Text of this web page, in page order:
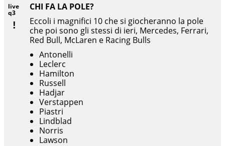
live
q3
CHI FA LA POLE?
Eccoli i magnifici 10 che si giocheranno la pole
che poi sono gli stessi di ieri, Mercedes, Ferrari,
Red Bull, McLaren e Racing Bulls
Antonelli
Leclerc
Hamilton
Russell
Hadjar
Verstappen
Piastri
Lindblad
Norris
Lawson